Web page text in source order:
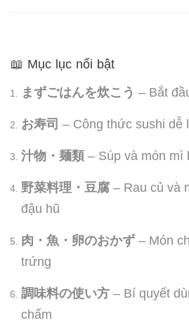
📖 Mục lục nổi bật
まずごはんを炊こう – Bắt
お寿司 – Công thức sushi dễ
汁物・麺類 – Súp và món mì
野菜料理・豆腐 – Rau củ và
đậu hũ
肉・魚・卵のおかず – Món
trứng
調味料の使い方 – Bí quyết
chấm